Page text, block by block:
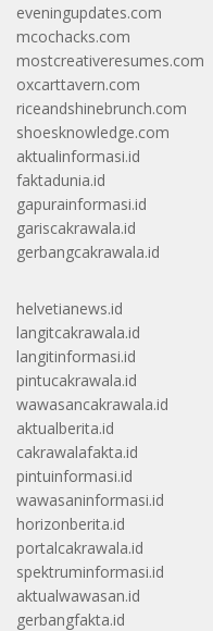
eveningupdates.com
mcochacks.com
mostcreativeresumes.com
oxcarttavern.com
riceandshinebrunch.com
shoesknowledge.com
aktualinformasi.id
faktadunia.id
gapurainformasi.id
gariscakrawala.id
gerbangcakrawala.id
helvetianews.id
langitcakrawala.id
langitinformasi.id
pintucakrawala.id
wawasancakrawala.id
aktualberita.id
cakrawalafakta.id
pintuinformasi.id
wawasaninformasi.id
horizonberita.id
portalcakrawala.id
spektruminformasi.id
aktualwawasan.id
gerbangfakta.id